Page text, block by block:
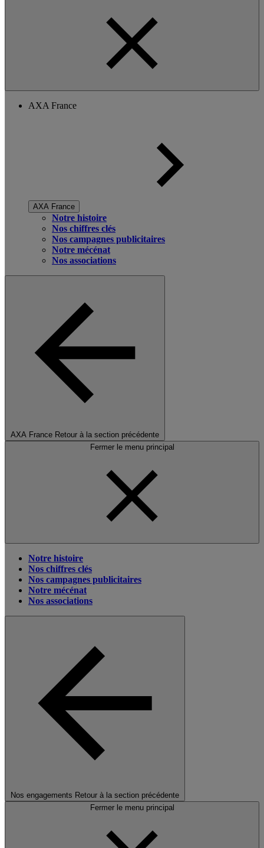
AXA France
AXA France
Notre histoire
Nos chiffres clés
Nos campagnes publicitaires
Notre mécénat
Nos associations
AXA France Retour à la section précédente
Fermer le menu principal
Notre histoire
Nos chiffres clés
Nos campagnes publicitaires
Notre mécénat
Nos associations
Nos engagements Retour à la section précédente
Fermer le menu principal